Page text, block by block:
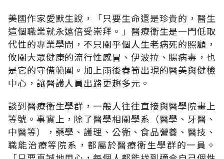
美國作家愛默生說，「只要生命還是珍貴的，醫生
這個職業就永遠倍受崇拜。」醫療衛生是一門低取
代性的專業學問，不只關乎個人生老病死的照顧，
攸關大眾健康的流行性感冒、伊波拉、腸病毒，也
是它的守備範圍。加上雨後春筍出現的醫美與健檢
中心，讓醫護人員出路更趨多元。
談到醫療衛生學群，一般人往往直接與醫學院畫上
等號。事實上，除了醫學相關學系（醫學、牙醫、
中醫等），藥學、護理、公衛、食品營養、醫技、
職能治療等院系，都屬於醫療衛生學群的一員。